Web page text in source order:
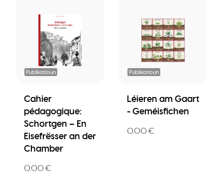
Publikatioun
Cahier
pédagogique:
Schortgen – En
Eisefrësser an der
Chamber
0.00 €
Publikatioun
Léieren am Gaart
- Geméisfichen
0.00 €